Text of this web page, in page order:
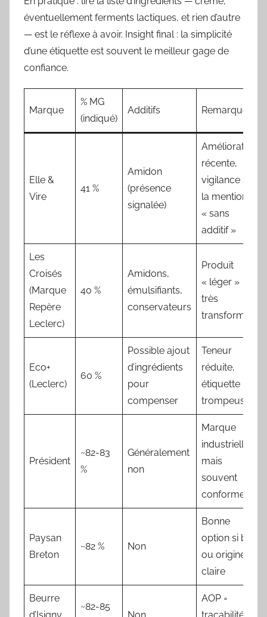
éventuellement ferments lactiques, et rien d’autre
— est le réflexe à avoir. Insight final : la simplicité
d’une étiquette est souvent le meilleur gage de
confiance.
Marque
% MG
(indiqué)
Additifs Remarque
Elle &
Vire
41 %
Amidon
(présence
signalée)
Amélioration
récente,
vigilance sur
la mention
« sans
additif »
Les
Croisés
(Marque
Repère
Leclerc)
40 %
Amidons,
émulsifiants,
conservateurs
Produit
« léger »
très
transformé
Eco+
(Leclerc)
60 %
Possible ajout
d’ingrédients
pour
compenser
Teneur
réduite,
étiquette
trompeuse
Président
~82-83
%
Généralement
non
Marque
industrielle
mais
souvent
conforme
Paysan
Breton
~82 % Non
Bonne
option si bio
ou origine
claire
Beurre
~82-85
AOP =